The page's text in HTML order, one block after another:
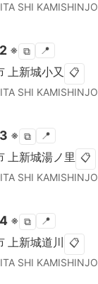
SHI
※ ⧉ 📍
上新城小又 📋
SHI
※ ⧉ 📍
上新城湯ノ里 📋
SHI
※ ⧉ 📍
上新城道川 📋
SHI